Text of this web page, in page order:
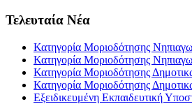
Τελευταία Νέα
Κατηγορία Μοριοδότησης
Κατηγορία Μοριοδότησης
Κατηγορία Μοριοδότησης
Κατηγορία Μοριοδότησης
Εξειδικευμένη Εκπαιδευτική